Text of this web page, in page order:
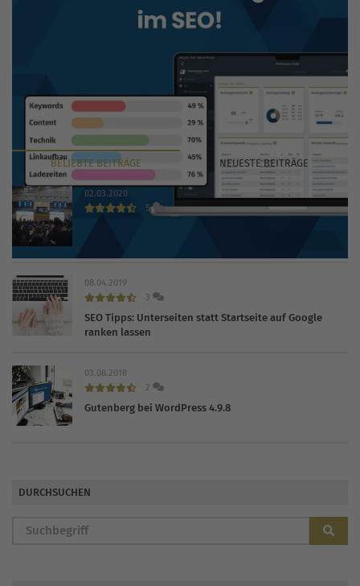
BELIEBTEBEITRÄGE NEUESTEBEITRÄGE
02.03.2020
5
08.04.2019
3
SEO Tipps: Unterseiten statt Startseite auf Google
ranken lassen
03.08.2018
2
Gutenberg bei WordPress 4.9.8
DURCHSUCHEN